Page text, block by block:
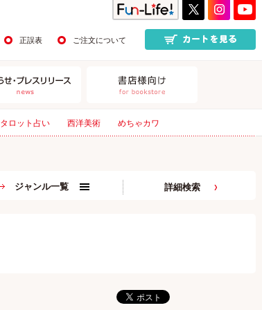
正誤表 ご注文について
タロット占い 西洋美術 めちゃカワ
ジャンル一覧 詳細検索